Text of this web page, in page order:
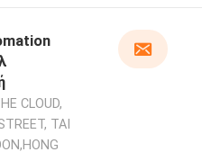
CLOUD,
TAI